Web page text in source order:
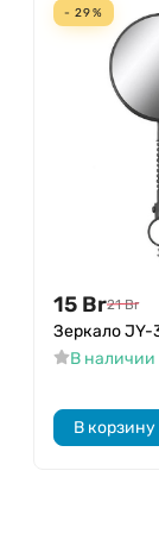
- 29%
15 Br21 Br
Зеркало JY-
В наличии
В корзину